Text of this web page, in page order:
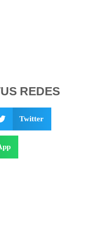
REDES
Twitter